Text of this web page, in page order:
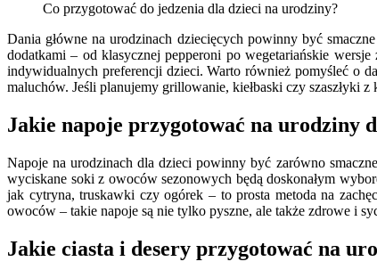
Co przygotować do jedzenia dla dzieci na urodziny?
Dania główne na urodzinach dziecięcych powinny być
dodatkami – od klasycznej pepperoni po wegetariańskie
indywidualnych preferencji dzieci. Warto również pomyśleć o
maluchów. Jeśli planujemy grillowanie, kiełbaski czy szaszłyki
Jakie napoje przygotować na urodziny
Napoje na urodzinach dla dzieci powinny być zarówno
wyciskane soki z owoców sezonowych będą doskonałym
jak cytryna, truskawki czy ogórek – to prosta metoda na
owoców – takie napoje są nie tylko pyszne, ale także zdrowe i
Jakie ciasta i desery przygotować na